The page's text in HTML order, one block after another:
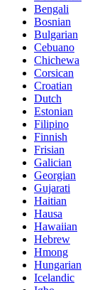
Bengali
Bosnian
Bulgarian
Cebuano
Chichewa
Corsican
Croatian
Dutch
Estonian
Filipino
Finnish
Frisian
Galician
Georgian
Gujarati
Haitian
Hausa
Hawaiian
Hebrew
Hmong
Hungarian
Icelandic